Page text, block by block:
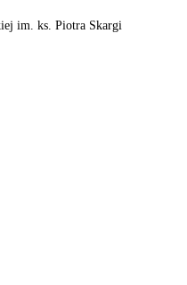
im. ks. Piotra Skargi